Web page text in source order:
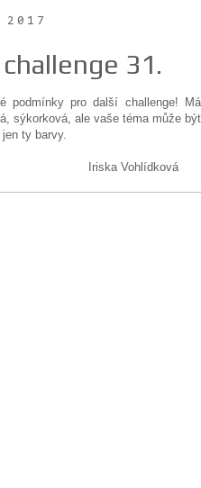
31.
podmínky pro další challenge!
sýkorková, ale vaše téma může
ty barvy.
Iriska Vohlídková